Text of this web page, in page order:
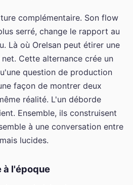
complémentaire. Son flow
serré, change le rapport au
Là où Orelsan peut étirer une
Cette alternance crée un
question de production
façon de montrer deux
réalité. L'un déborde
Ensemble, ils construisent
à une conversation entre
lucides.
à l'époque